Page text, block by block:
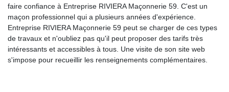
faire confiance à Entreprise RIVIERA Maçonnerie 59. C'est un
maçon professionnel qui a plusieurs années d'expérience.
Entreprise RIVIERA Maçonnerie 59 peut se charger de ces types
de travaux et n'oubliez pas qu'il peut proposer des tarifs très
intéressants et accessibles à tous. Une visite de son site web
s'impose pour recueillir les renseignements complémentaires.